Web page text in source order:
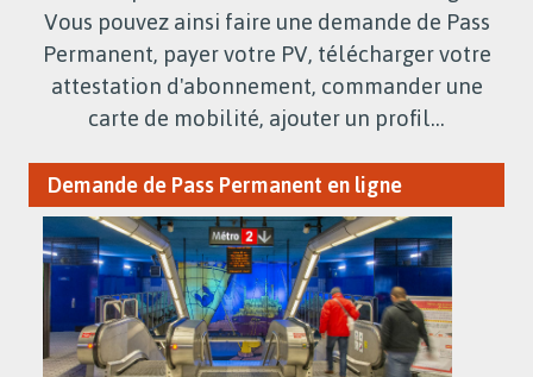
Vous pouvez ainsi faire une demande de Pass
Permanent, payer votre PV, télécharger votre
attestation d'abonnement, commander une
carte de mobilité, ajouter un profil...
Demande de Pass Permanent en ligne